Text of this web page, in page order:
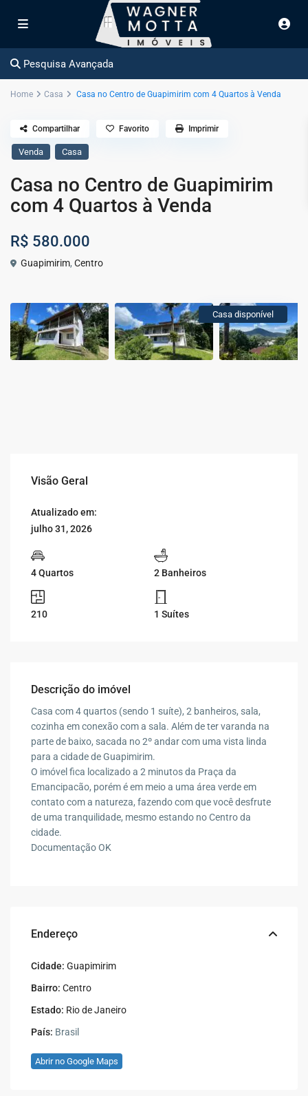
Pesquisa Avançada
Home Casa Casa no Centro de Guapimirim com 4 Quartos à Venda
Venda Casa
Casa no Centro de Guapimirim
com 4 Quartos à Venda
R$ 580.000
Guapimirim,Centro
Compartilhar Favorito Imprimir
Casa disponível
Visão Geral
Atualizado em:
julho 31, 2026
4 Quartos 2 Banheiros
210 1 Suítes
Descrição do imóvel
Casa com 4 quartos (sendo 1 suíte), 2 banheiros, sala,
cozinha em conexão com a sala. Além de ter varanda na
parte de baixo, sacada no 2º andar com uma vista linda
para a cidade de Guapimirim.
O imóvel fica localizado a 2 minutos da Praça da
Emancipacão, porém é em meio a uma área verde em
contato com a natureza, fazendo com que você desfrute
de uma tranquilidade, mesmo estando no Centro da
cidade.
Documentação OK
Endereço
Cidade: Guapimirim
Bairro: Centro
Estado: Rio de Janeiro
País: Brasil
Abrir no Google Maps